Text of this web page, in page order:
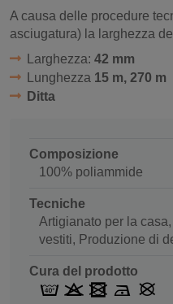
A causa delle procedure
asciugatura) la larghezza
Larghezza: 42 mm
Lunghezza 15 m, 270 m
Ditta
Composizione
100% poliammide
Tecniche
Artigianato per la
vestiti, Produzione di
Cura del prodotto